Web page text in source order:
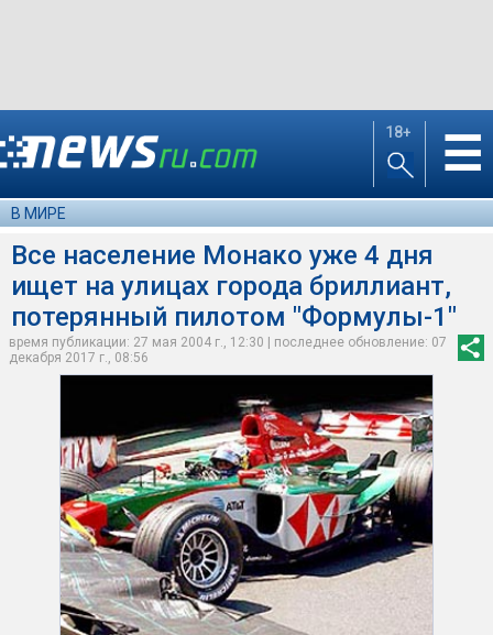
18+ ☰
В МИРЕ
Все население Монако уже 4 дня
ищет на улицах города бриллиант,
потерянный пилотом "Формулы-1"
время публикации: 27 мая 2004 г., 12:30 | последнее обновление: 07
декабря 2017 г., 08:56